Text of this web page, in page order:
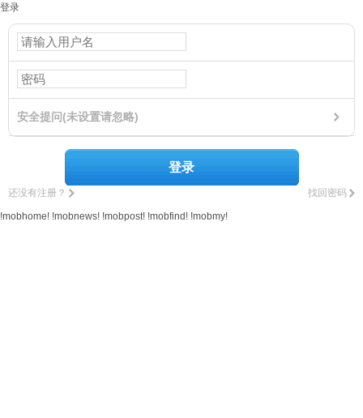
登录
安全提问(未设置请忽略)
登录
找回密码
还没有注册？
!mobhome! !mobnews! !mobpost! !mobfind! !mobmy!